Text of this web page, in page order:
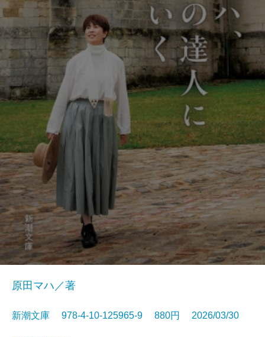
原田マハ／著
新潮文庫 978-4-10-125965-9 880円 2026/03/30